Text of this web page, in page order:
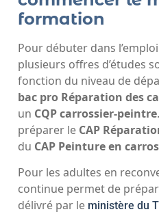
formation
Pour débuter dans
plusieurs offres d’études
fonction du niveau de
bac pro Réparation des
un CQP carrossier-peintre
préparer le CAP
du CAP Peinture en
Pour les adultes en
continue permet de
délivré par le ministère du